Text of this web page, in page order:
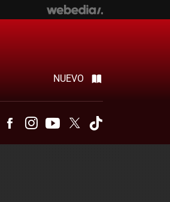
NUEVO
TelegramFacebookInstagramYoutubeTwitter